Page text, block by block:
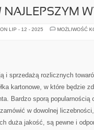
LIP - 12 - 2025
MOŻLIWOŚĆ
i sprzedażą rozlicznych
kartonowe, w które będzie
Bardzo sporą popularnością
w dowolnej
duża jakość, są pewne i